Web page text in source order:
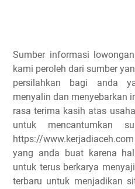
Sumber informasi
kami peroleh dari sumber
persilahkan bagi anda
menyalin dan menyebarkan
rasa terima kasih atas
untuk mencantumkan
https://
yang anda buat karena
untuk terus berkarya
terbaru untuk menjadikan